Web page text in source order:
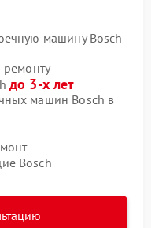
машину Bosch
до 3-х лет
машин Bosch в
Bosch